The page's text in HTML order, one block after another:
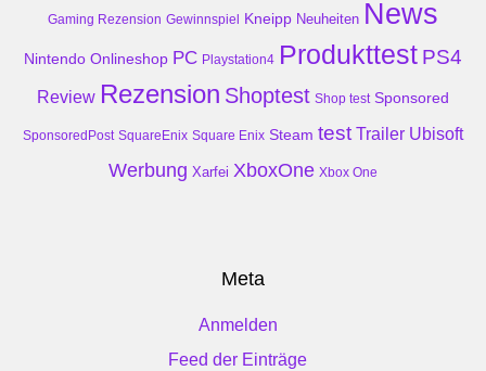
Gaming Rezension Gewinnspiel Kneipp Neuheiten News
Nintendo Onlineshop PC Playstation4 Produkttest PS4
Review Rezension Shoptest Shop test Sponsored
SponsoredPost SquareEnix Square Enix Steam test Trailer Ubisoft
Werbung Xarfei XboxOne Xbox One
Meta
Anmelden
Feed der Einträge